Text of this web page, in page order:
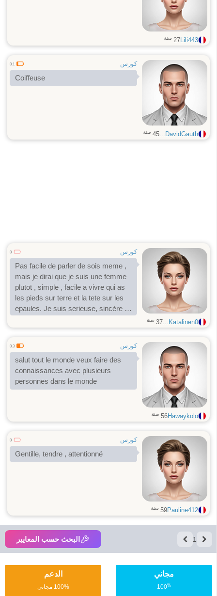
Lili443
27 سنة
كورس 0.1
Coiffeuse
DavidGauth...
45 سنة
كورس 0
Pas facile de parler de sois meme ,
mais je dirai que je suis une femme
plutot , simple , facile a vivre qui as
les pieds sur terre et la tete sur les
epaules. Je suis serieuse, sincère ,
Katalinen0...
37 سنة
كورس 0.3
salut tout le monde veux faire des
connaissances avec plusieurs
personnes dans le monde
Hawaykolo
56 سنة
كورس 0
Gentille, tendre , attentionné
Pauline412
59 سنة
1 البحث حسب المعايير
مجاني
100%
الدعم
100% مجاني